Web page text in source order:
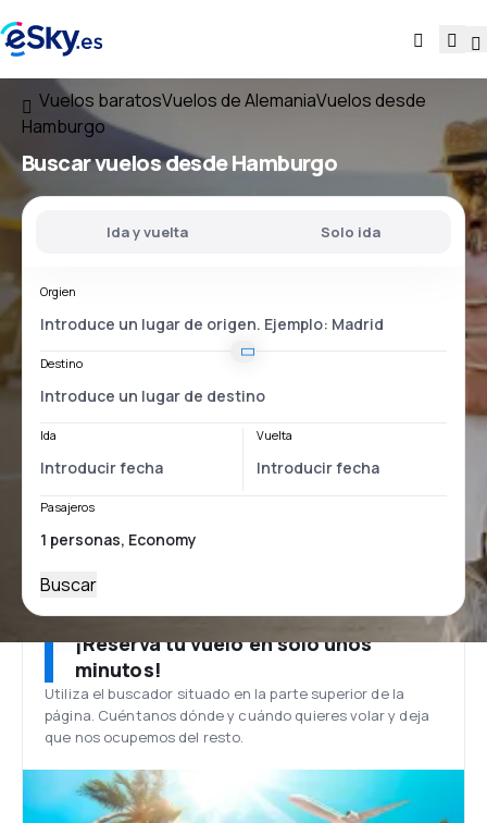
Vuelos baratosVuelos de AlemaniaVuelos desde
Hamburgo
Buscar vuelosdesde Hamburgo
Ida y vuelta Solo ida
Orgien
Destino
Ida Vuelta
Pasajeros
Buscar
¡Reserva tu vuelo en solo unos
minutos!
Utiliza el buscador situado en la parte superior de la
página. Cuéntanos dónde y cuándo quieres volar y deja
que nos ocupemos del resto.